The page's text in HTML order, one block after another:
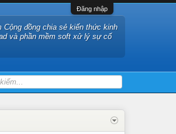
Đăng nhập
Cộng đồng chia sẻ kiến thức kinh
và phần mềm soft xử lý sự cố